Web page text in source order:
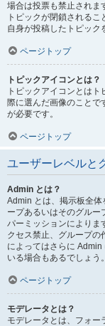
場合は投票も禁止されま
トピックが閉鎖される
自身が投稿したトピック
ページトップ
トピックアイコンとは？
トピックアイコンとは
際に選んだ画像のことで
が必要です。
ページトップ
ユーザーレベルと
Admin とは？
Admin とは、掲示板全
ープあるいはそのグルー
パーミッションによりま
クセス禁止、グループの
によってはさらに
いる場合もあるでしょう。
ページトップ
モデレータとは？
モデレータとは、フォー